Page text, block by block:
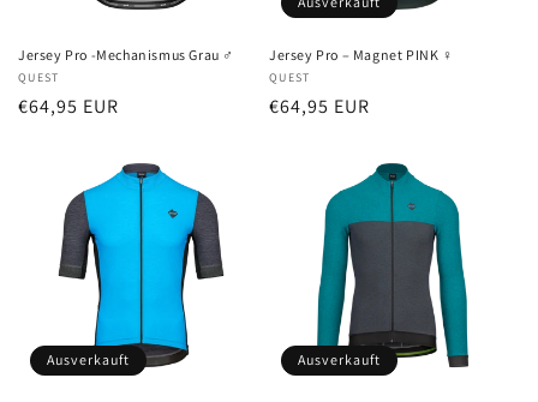
Jersey Pro -Mechanismus Grau ♂
Anbieter:
QUEST
Normaler
€64,95 EUR
Jersey Pro – Magnet PINK ♀
Anbieter:
QUEST
Normaler
€64,95 EUR
Ausverkauft Ausverkauft